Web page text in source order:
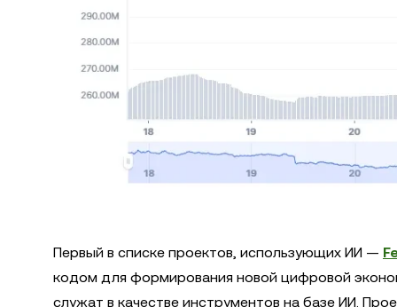
Первый в списке проектов, использующих ИИ —
кодом для формирования новой цифровой
служат в качестве инструментов на базе ИИ.